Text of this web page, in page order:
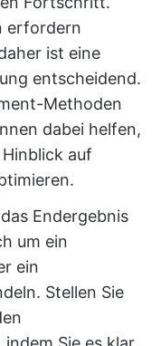
erfordern
ist eine
entscheidend.
Methoden
dabei helfen,
auf
Endergebnis
um ein
ein
Stellen Sie